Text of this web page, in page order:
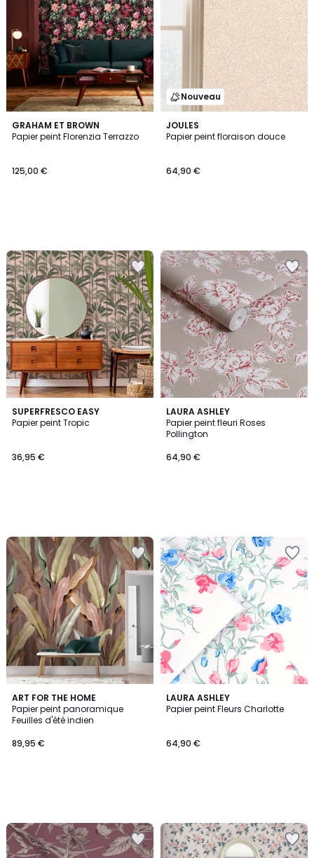
GRAHAM ET BROWN
Papier peint Florenzia Terrazzo
125,00 €
Nouveau
JOULES
Papier peint floraison douce
64,90 €
SUPERFRESCO EASY
Papier peint Tropic
36,95 €
LAURA ASHLEY
Papier peint fleuri Roses
Pollington
64,90 €
ART FOR THE HOME
Papier peint panoramique
Feuilles d'été indien
89,95 €
LAURA ASHLEY
Papier peint Fleurs Charlotte
64,90 €